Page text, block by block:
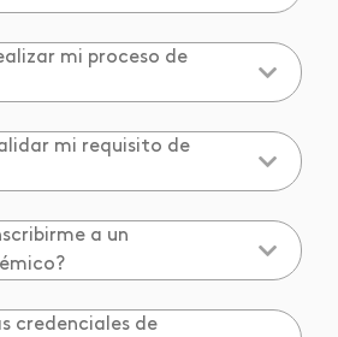
mi proceso de
mi requisito de
a un
credenciales de